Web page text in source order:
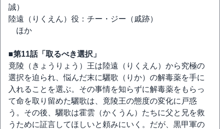
誠）
陸遠（りくえん）役：チー・ジー（戚跡）
ほか
■第11話「取るべき選択」
竟陵（きょうりょう）王は陸遠（りくえん）から究極の
選択を迫られ、悩んだ末に驪歌（りか）の解毒薬を手に
入れることを選ぶ。その事情を知らずに解毒薬をもらっ
て命を取り留めた驪歌は、竟陵王の態度の変化に戸惑
う。その後、驪歌は霍雲（かくうん）たちに父と兄を救
うために証言してほしいと頼みにいく。だが、黒甲軍の